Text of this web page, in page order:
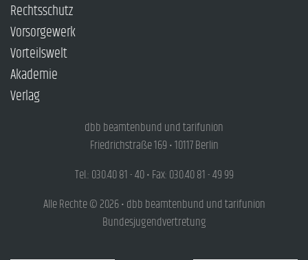
Rechtsschutz
Vorsorgewerk
Vorteilswelt
Akademie
Verlag
dbb beamtenbund und tarifunion
Friedrichstraße 169 • 10117 Berlin
Tel.: 030.40 81 - 40 • Fax: 030.40 81 - 49 99
Alle Rechte © 2026 • dbb beamtenbund und tarifunion
Bundesjugendvertretung